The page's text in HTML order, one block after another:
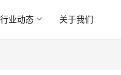
行业动态 关于我们